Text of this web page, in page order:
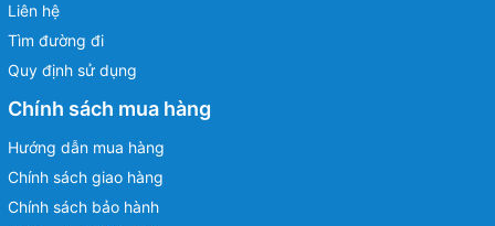
Liên hệ
Tìm đường đi
Quy định sử dụng
Chính sách mua hàng
Hướng dẫn mua hàng
Chính sách giao hàng
Chính sách bảo hành